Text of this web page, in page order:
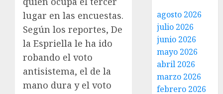
lugar en las encuestas.
Según los reportes, De
la Espriella le ha ido
robando el voto
antisistema, el de la
mano dura y el voto
agosto 2026
julio 2026
junio 2026
mayo 2026
abril 2026
marzo 2026
febrero 2026